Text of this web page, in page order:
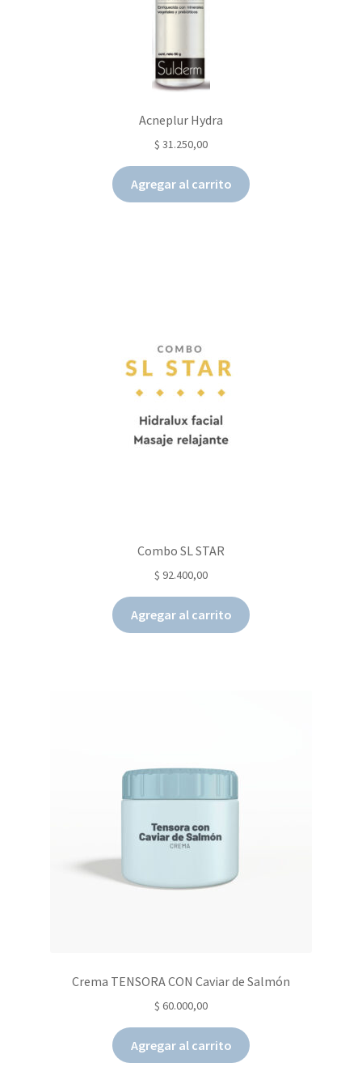
Acneplur Hydra
$ 31.250,00
Agregar al carrito
Combo SL STAR
$ 92.400,00
Agregar al carrito
Crema TENSORA CON Caviar de Salmón
$ 60.000,00
Agregar al carrito